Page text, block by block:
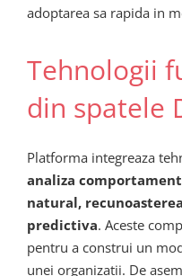
adoptarea sa rapida in
Tehnologii
din spatele
Platforma integreaza
analiza
natural,
predictiva. Aceste
pentru a construi un
unei organizatii. De